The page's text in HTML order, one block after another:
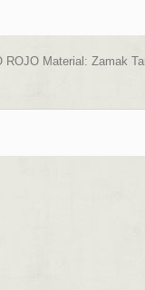
Material: Zamak